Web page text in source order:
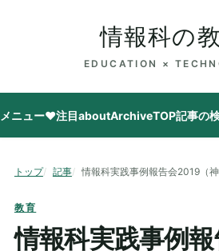
情報科の
EDUCATION ×
メニュー♥注目aboutArchiveTOP記事の
トップ 記事 情報科実践事例報告会2019（
教育
情報科実践事例